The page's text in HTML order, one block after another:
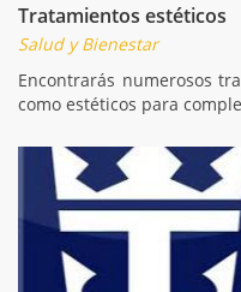
Tratamientos estéticos
Salud y Bienestar
Encontrarás numerosos
como estéticos para